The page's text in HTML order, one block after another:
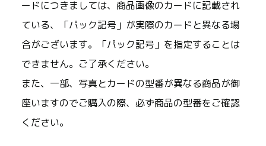
ードにつきましては、商品画像のカードに記載され
ている、「パック記号」が実際のカードと異なる場
合がございます。「パック記号」を指定することは
できません。ご了承ください。
また、一部、写真とカードの型番が異なる商品が御
座いますのでご購入の際、必ず商品の型番をご確認
ください。